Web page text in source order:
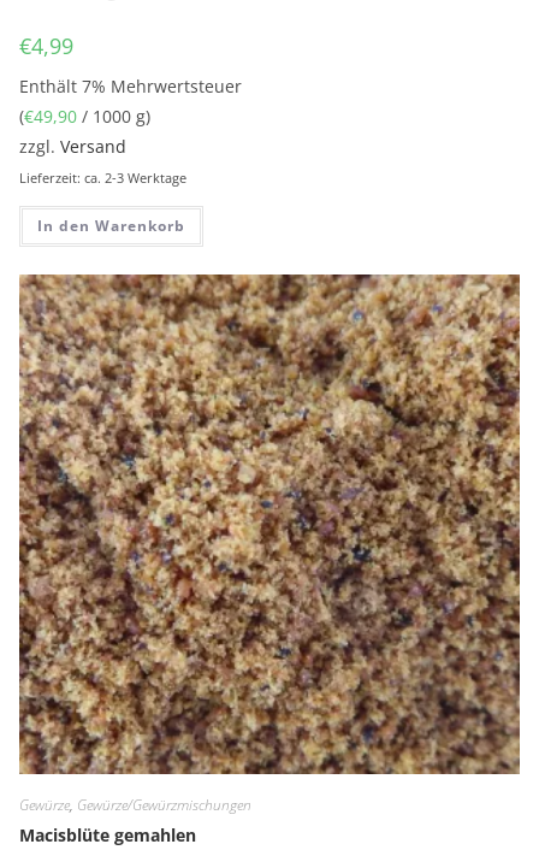
€4,99
Enthält 7% Mehrwertsteuer
(€49,90 / 1000 g)
zzgl.Versand
Lieferzeit: ca. 2-3 Werktage
In den Warenkorb
Gewürze, Gewürze/Gewürzmischungen
Macisblüte gemahlen